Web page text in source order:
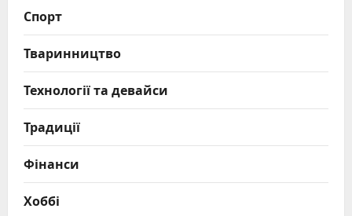
Спорт
Тваринництво
Технології та девайси
Традиції
Фінанси
Хоббі